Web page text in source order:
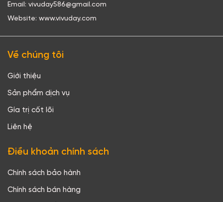
Email: vivuday586@gmail.com
Website: www.vivuday.com
Về chúng tôi
Giới thiệu
Sản phẩm dịch vụ
Gía trị cốt lõi
Liên hệ
Điều khoản chính sách
Chính sách bảo hành
Chính sách bán hàng